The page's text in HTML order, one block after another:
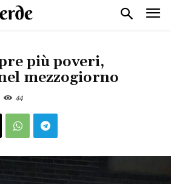
più poveri,
mezzogiorno
44